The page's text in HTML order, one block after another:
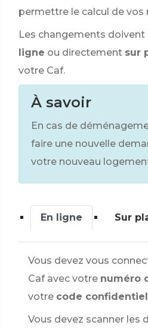
permettre le calcul de vos
Les changements doivent
ligne ou directement sur
votre Caf.
À savoir
En cas de
faire une nouvelle
votre nouveau
En ligne Sur
Vous devez vous
Caf avec votre numéro
votre code confidentiel
Vous devez scanner les